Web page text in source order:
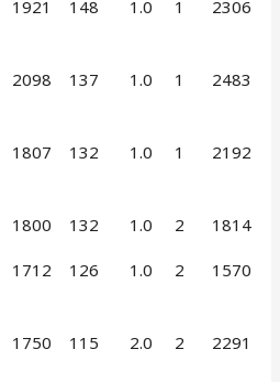
1921 148 1.0 1 2306
2098 137 1.0 1 2483
1807 132 1.0 1 2192
1800 132 1.0 2 1814
1712 126 1.0 2 1570
1750 115 2.0 2 2291